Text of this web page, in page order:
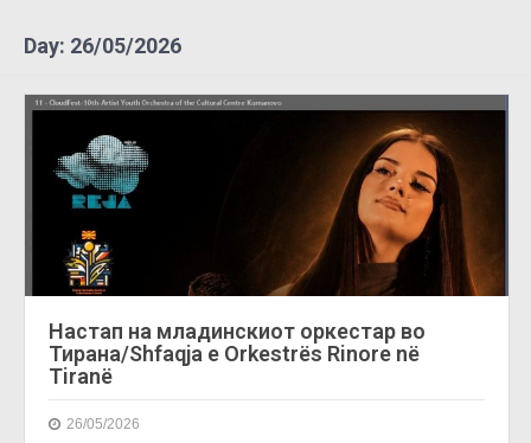
Day: 26/05/2026
Настап на младинскиот оркестар во
Тирана/Shfaqja e Orkestrës Rinore në
Tiranë
26/05/2026